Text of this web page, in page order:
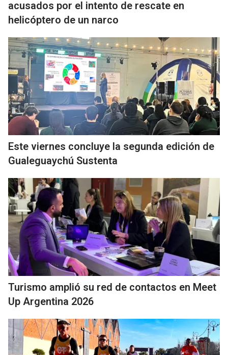
acusados por el intento de rescate en
helicóptero de un narco
Este viernes concluye la segunda edición de
Gualeguaychú Sustenta
Turismo amplió su red de contactos en Meet
Up Argentina 2026